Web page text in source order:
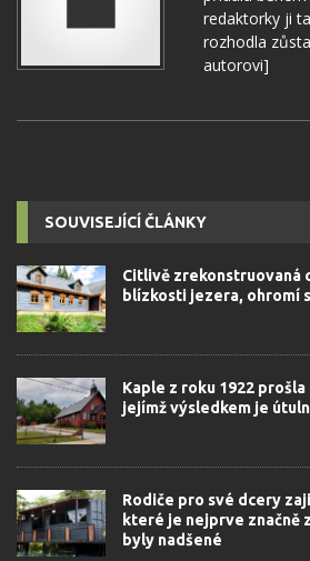
redaktorky ji
rozhodla
autorovi]
SOUVISEJÍCÍ ČLÁNKY
Citlivě zrekonstruovaná
blízkosti jezera, ohromí
Kaple z roku 1922
jejímž výsledkem je
Rodiče pro své dcery
které je nejprve značně
byly nadšené